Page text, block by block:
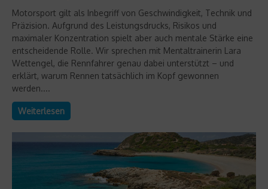
Motorsport gilt als Inbegriff von Geschwindigkeit, Technik und
Präzision. Aufgrund des Leistungsdrucks, Risikos und
maximaler Konzentration spielt aber auch mentale Stärke eine
entscheidende Rolle. Wir sprechen mit Mentaltrainerin Lara
Wettengel, die Rennfahrer genau dabei unterstützt – und
erklärt, warum Rennen tatsächlich im Kopf gewonnen
werden....
Weiterlesen